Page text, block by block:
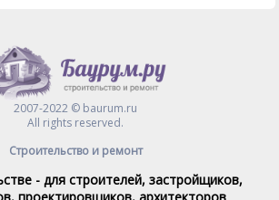
2007-2022 © baurum.ru
All rights reserved.
Строительство и ремонт
- для строителей, застройщиков,
проектировщиков, архитекторов